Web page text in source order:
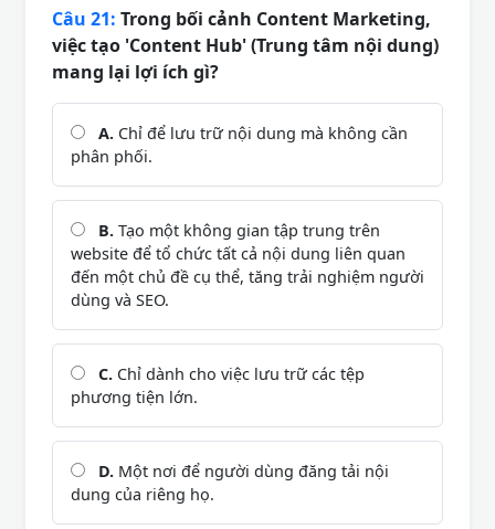
Câu 21: Trong bối cảnh Content Marketing,
việc tạo 'Content Hub' (Trung tâm nội dung)
mang lại lợi ích gì?
A. Chỉ để lưu trữ nội dung mà không cần
phân phối.
B. Tạo một không gian tập trung trên
website để tổ chức tất cả nội dung liên quan
đến một chủ đề cụ thể, tăng trải nghiệm người
dùng và SEO.
C. Chỉ dành cho việc lưu trữ các tệp
phương tiện lớn.
D. Một nơi để người dùng đăng tải nội
dung của riêng họ.